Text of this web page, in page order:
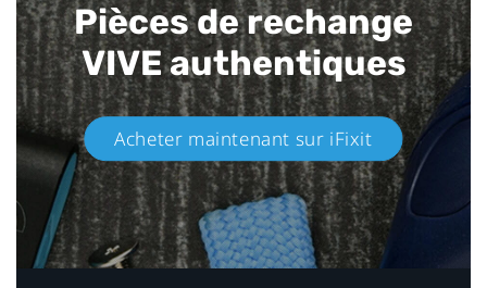
Pièces de rechange
VIVE authentiques​
Acheter maintenant sur iFixit​